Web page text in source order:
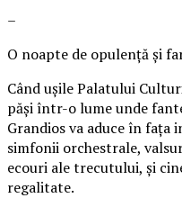
–
O noapte de opulență și
Când ușile Palatului
păși într-o lume unde
Grandios va aduce în
simfonii orchestrale,
ecouri ale trecutului, și
regalitate.